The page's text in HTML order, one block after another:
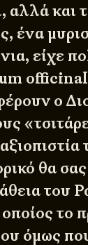
αλλά και
ένα
είχε
ο
θα
του
το
όμως